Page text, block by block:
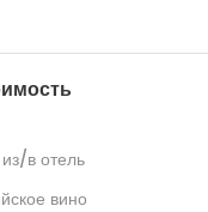
в отель
вино